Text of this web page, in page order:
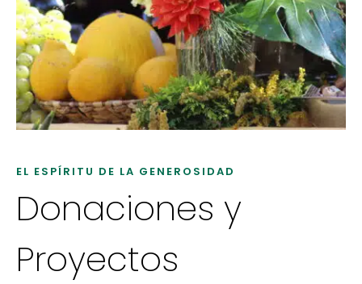
EL ESPÍRITU DE LA GENEROSIDAD
Donaciones y
Proyectos